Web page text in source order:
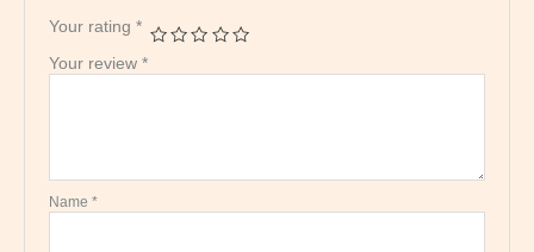
Your rating *
Your review *
Name *